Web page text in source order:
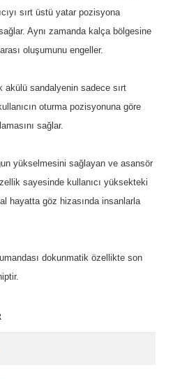
sırt üstü yatar pozisyona
Aynı zamanda kalça bölgesine
oluşumunu engeller.
akülü sandalyenin sadece sırt
oturma pozisyonuna göre
sağlar.
yükselmesini sağlayan ve asansör
sayesinde kullanıcı yüksekteki
hayatta göz hizasında insanlarla
dokunmatik özellikte son